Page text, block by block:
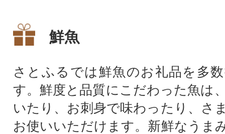
鮮魚
さとふるでは鮮魚のお礼品を多
す。鮮度と品質にこだわった魚は
いたり、お刺身で味わったり、さ
お使いいただけます。新鮮なうま